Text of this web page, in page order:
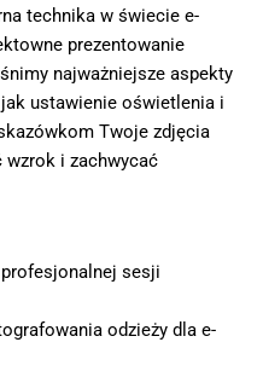
technika w świecie e-
prezentowanie
najważniejsze aspekty
ustawienie oświetlenia i
Twoje zdjęcia
wzrok i zachwycać
sesji
odzieży dla e-